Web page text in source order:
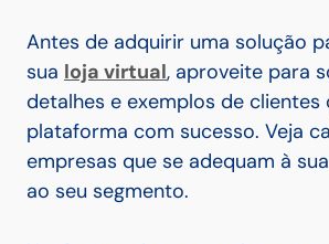
Antes de adquirir uma solução
sua loja virtual, aproveite para
detalhes e exemplos de clientes
plataforma com sucesso. Veja
empresas que se adequam à
ao seu segmento.